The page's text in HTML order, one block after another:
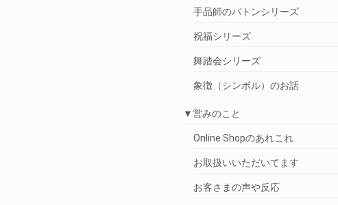
手品師のバトンシリーズ
祝福シリーズ
舞踏会シリーズ
象徴（シンボル）のお話
▼営みのこと
Online Shopのあれこれ
お取扱いいただいてます
お客さまの声や反応